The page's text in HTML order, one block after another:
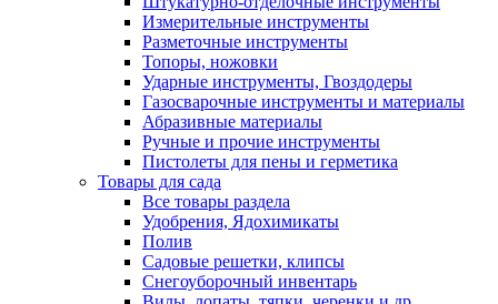
Измерительные инструменты
Разметочные инструменты
Топоры, ножовки
Ударные инструменты, Гвоздодеры
Газосварочные инструменты и материалы
Абразивные материалы
Ручные и прочие инструменты
Пистолеты для пены и герметика
Товары для сада
Все товары раздела
Удобрения, Ядохимикаты
Полив
Садовые решетки, клипсы
Снегоуборочный инвентарь